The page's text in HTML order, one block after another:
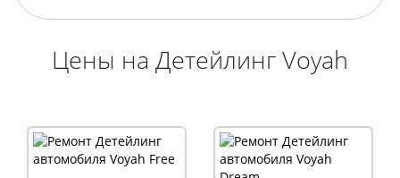
Цены на Детейлинг Voyah